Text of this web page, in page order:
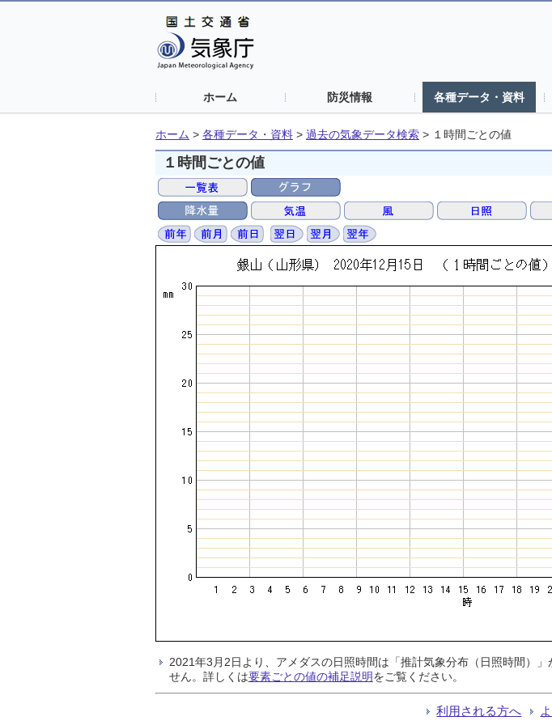
ホーム 防災情報 各種データ・資料
ホーム > 各種データ・資料 > 過去の気象データ検索 > １時間ごとの値
１時間ごとの値
2021年3月2日より、アメダスの日照時間は「推計気象分布（日照時間）
せん。詳しくは要素ごとの値の補足説明をご覧ください。
利用される方へ